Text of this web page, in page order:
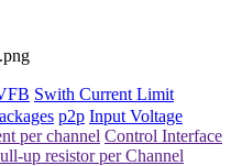
Swith Current Limit
p2p Input Voltage
per channel Control Interface
up resistor per Channel